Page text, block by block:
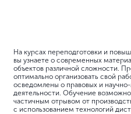
На курсах переподготовки и
вы узнаете о современных
объектов различной сложности.
оптимально организовать свой
осведомлены о правовых и
деятельности. Обучение
частичным отрывом от
с использованием технологий